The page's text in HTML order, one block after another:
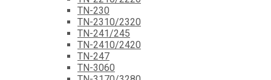
TN-230
TN-2310/2320
TN-241/245
TN-2410/2420
TN-247
TN-3060